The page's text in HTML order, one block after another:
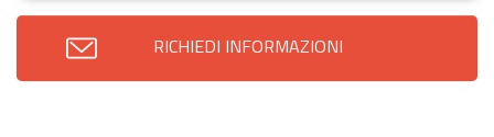
RICHIEDI INFORMAZIONI